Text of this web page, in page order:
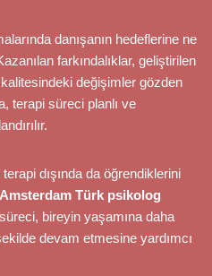
danışanın hedeflerine ne
farkındalıklar, geliştirilen
değişimler gözden
terapi süreci planlı ve
dışında da öğrendiklerini
Amsterdam Türk psikolog
bireyin yaşamına daha
devam etmesine yardımcı